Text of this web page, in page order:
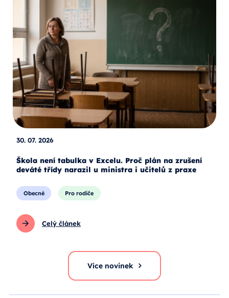
30. 07. 2026
Škola není tabulka v Excelu. Proč plán na zrušení
deváté třídy narazil u ministra i učitelů z praxe
Obecné Pro rodiče
Celý článek
Více novinek